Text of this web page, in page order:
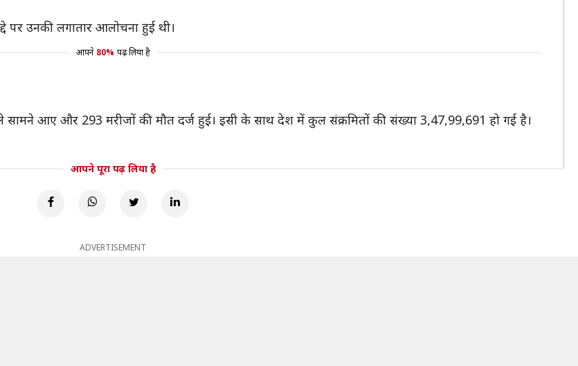
उनकी लगातार आलोचना हुई थी।
आपने 80% पढ़ लिया है
आए और 293 मरीजों की मौत दर्ज हुई। इसी के साथ देश में कुल संक्रमितों की संख्या 3,47,99,691 हो गई है।
आपने पूरा पढ़ लिया है
ADVERTISEMENT